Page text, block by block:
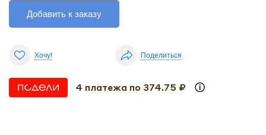
Добавить к заказу
Хочу! Поделиться
4 платежа по 374.75 ₽